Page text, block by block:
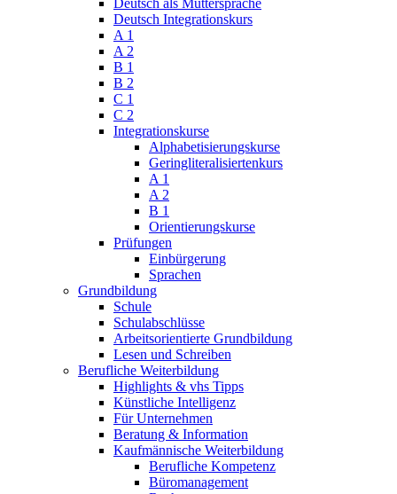
Deutsch als Muttersprache
Deutsch Integrationskurs
A 1
A 2
B 1
B 2
C 1
C 2
Integrationskurse
Alphabetisierungskurse
Geringliteralisiertenkurs
A 1
A 2
B 1
Orientierungskurse
Prüfungen
Einbürgerung
Sprachen
Grundbildung
Schule
Schulabschlüsse
Arbeitsorientierte Grundbildung
Lesen und Schreiben
Berufliche Weiterbildung
Highlights & vhs Tipps
Künstliche Intelligenz
Für Unternehmen
Beratung & Information
Kaufmännische Weiterbildung
Berufliche Kompetenz
Büromanagement